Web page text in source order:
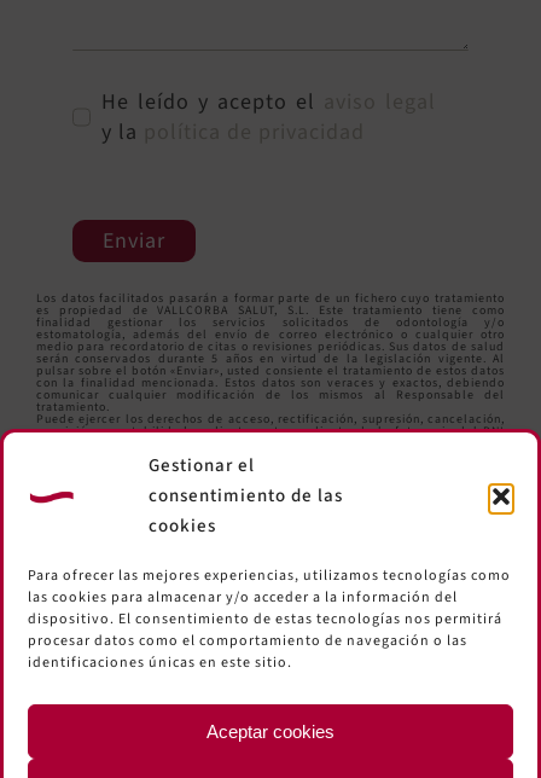
Gestionar el
consentimiento de las
cookies
Para ofrecer las mejores experiencias, utilizamos tecnologías como
las cookies para almacenar y/o acceder a la información del
dispositivo. El consentimiento de estas tecnologías nos permitirá
procesar datos como el comportamiento de navegación o las
identificaciones únicas en este sitio.
Aceptar cookies
He leído y acepto el
y la
Enviar
Los datos facilitados pasarán a formar parte de un fichero cuyo tratamiento
es propiedad de VALLCORBA SALUT, S.L. Este tratamiento tiene como
finalidad gestionar los servicios solicitados de odontología y/o
estomatología, además del envío de correo electrónico o cualquier otro
medio para recordatorio de citas o revisiones periódicas. Sus datos de salud
serán conservados durante 5 años en virtud de la legislación vigente. Al
pulsar sobre el botón «Enviar», usted consiente el tratamiento de estos datos
con la finalidad mencionada. Estos datos son veraces y exactos, debiendo
comunicar cualquier modificación de los mismos al Responsable del
tratamiento.
Puede ejercer los derechos de acceso, rectificación, supresión, cancelación,
oposición y portabilidad mediante carta y adjuntando la fotocopia del DNI
enviando un correo electrónico a informacio@clinicavallcorba.com